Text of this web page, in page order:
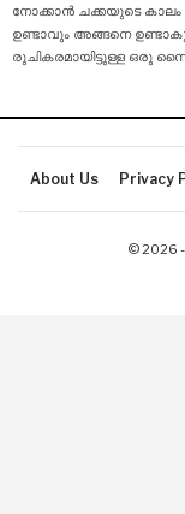
നോക്കാൻ ചക്കയുടെ കാലം
ഉണ്ടാവും അങ്ങനെ
രുചികരമായിട്ടുള്ള ഒരു
About Us Privacy
© 2026 -